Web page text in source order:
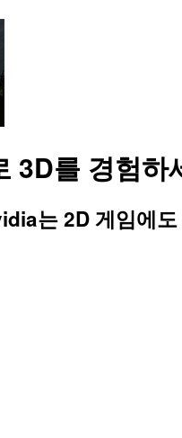
3D를 경험하
는 2D 게임에